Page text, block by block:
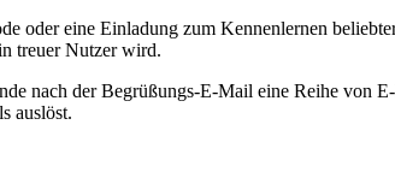
oder eine Einladung zum Kennenlernen
treuer Nutzer wird.
nach der Begrüßungs-E-Mail eine Reihe von
auslöst.